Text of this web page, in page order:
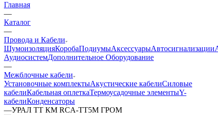
Главная
—
Каталог
—
Провода и Кабели
ШумоизоляцияКоробаПодиумыАксессуарыАвтосигнализации
АудиосистемДополнительное Оборудование
—
Межблочные кабели
Установочные комплектыАкустические кабелиСиловые
кабелиКабельная оплеткаТермоусадочные элементыY-
кабелиКонденсаторы
—УРАЛ ТТ КМ RCA-ТТ5М ГРОМ